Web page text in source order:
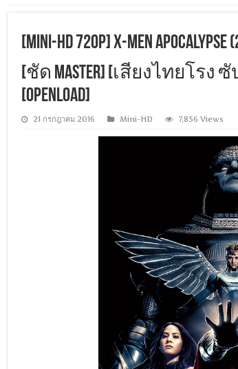
[MINI-HD 720P] X-MEN
[ชัด MASTER] [เสียงไทยโรง ซั
[OPENLOAD]
21 กรกฎาคม 2016 Mini-HD 7,856 Views